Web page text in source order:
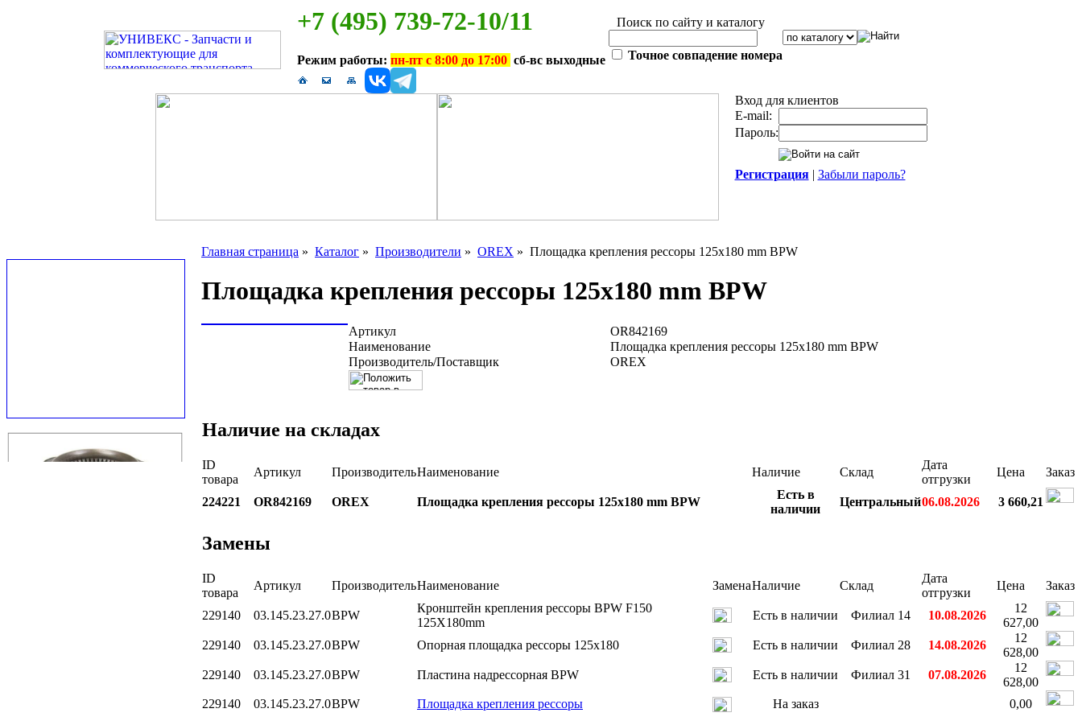
+7 (495) 739-72-10/11
Режим работы: пн-пт с 8:00 до 17:00 сб-вс выходные
Поиск по сайту и каталогу
Точное совпадение номера
Вход для клиентов
E-mail:
Пароль:
Регистрация| Забыли пароль?
Главная страница » Каталог » Производители » OREX » Площадка крепления рессоры 125x180 mm BPW
Площадка крепления рессоры 125x180 mm BPW
Артикул
OR842169
Наименование
Площадка крепления рессоры 125x180 mm BPW
Производитель/Поставщик
OREX
Наличие на складах
ID
товара
Артикул ПроизводительНаименование Наличие Склад
Дата
отгрузки
Цена Заказ
224221 OR842169 OREX Площадка крепления рессоры 125x180 mm BPW
Есть в
наличии
Центральный06.08.2026 3 660,21
Замены
ID
товара
Артикул ПроизводительНаименование ЗаменаНаличие Склад
Дата
отгрузки
Цена Заказ
229140 03.145.23.27.0BPW
Кронштейн крепления рессоры BPW F150
125X180mm
Есть в наличии Филиал 14 10.08.2026
12
627,00
229140
03.145.23.27.0BPW Опорная площадка рессоры 125х180 Есть в наличии Филиал 28 14.08.2026
12
628,00
229140
03.145.23.27.0BPW Пластина надрессорная BPW Есть в наличии Филиал 31 07.08.2026
12
628,00
229140
03.145.23.27.0BPW Площадка крепления рессоры На заказ 0,00